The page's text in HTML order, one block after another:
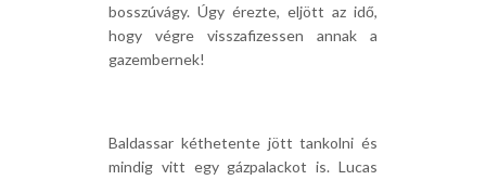
bosszúvágy. Úgy érezte, eljött az idő,
hogy végre visszafizessen annak a
gazembernek!
Baldassar kéthetente jött tankolni és
mindig vitt egy gázpalackot is. Lucas